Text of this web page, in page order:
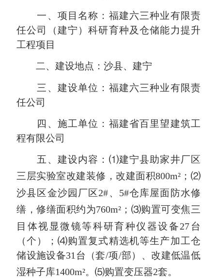
一、项目名称：福建六三种业有限责
任公司（建宁）科研育种及仓储能力提升
工程项目
二、建设地点：沙县、建宁
三、建设单位：福建六三种业有限责
任公司
四、施工单位：福建省百里望建筑工
程有限公司
五、建设内容：⑴建宁县助家井厂区
三层实验室改建装修，改建面积800m² ；⑵
沙县区金沙园厂区2#、5#仓库屋面防水修
缮，修缮面积约为760m² ；⑶购置可变焦三
目体视显微镜等科研育种仪器设备27台
（个）；⑷购置复式精选机等生产加工仓
储设施设备31台（套/项/部）、改建低温低
湿种子库1400m²。⑸购置变压器2套。